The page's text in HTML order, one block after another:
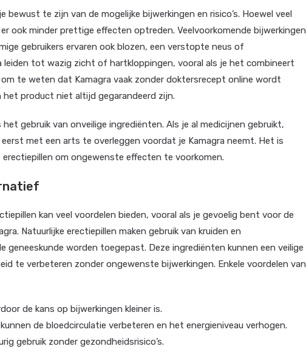
bewust te zijn van de mogelijke bijwerkingen en risico’s. Hoewel veel
ook minder prettige effecten optreden. Veelvoorkomende bijwerkingen
gebruikers ervaren ook blozen, een verstopte neus of
leiden tot wazig zicht of hartkloppingen, vooral als je het combineert
te weten dat Kamagra vaak zonder doktersrecept online wordt
product niet altijd gegarandeerd zijn.
gebruik van onveilige ingrediënten. Als je al medicijnen gebruikt,
met een arts te overleggen voordat je Kamagra neemt. Het is
om ongewenste effecten te voorkomen.
kan veel voordelen bieden, vooral als je gevoelig bent voor de
Natuurlijke erectiepillen maken gebruik van kruiden en
worden toegepast. Deze ingrediënten kunnen een veilige
te verbeteren zonder ongewenste bijwerkingen. Enkele voordelen van
de kans op bijwerkingen kleiner is.
de bloedcirculatie verbeteren en het energieniveau verhogen.
gebruik zonder gezondheidsrisico’s.